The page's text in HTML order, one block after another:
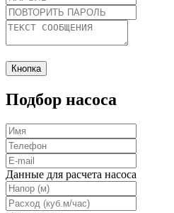
Кнопка
Подбор насоса
Данные для расчета насоса